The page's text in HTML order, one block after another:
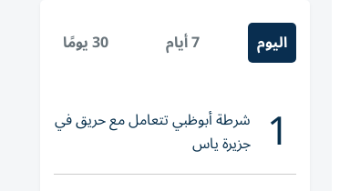
اليوم 7 أيام 30 يومًا
1 شرطة أبوظبي تتعامل مع حريق في
جزيرة ياس